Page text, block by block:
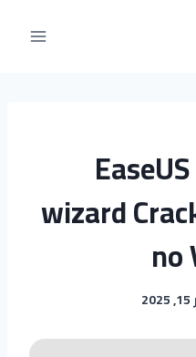
wizard
no